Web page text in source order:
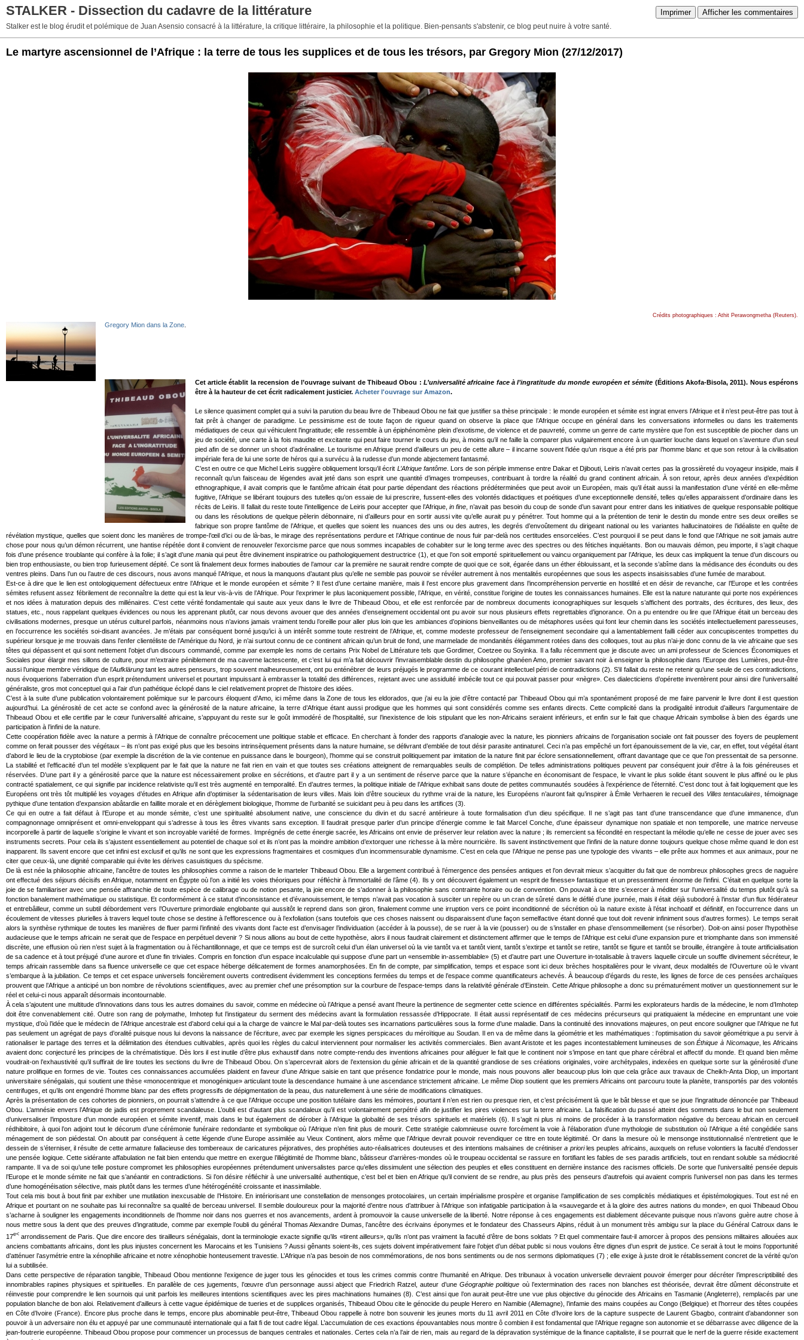
Imprimer Afficher les commentaires
STALKER - Dissection du cadavre de la littérature
Stalker est le blog érudit et polémique de Juan Asensio consacré à la littérature, la critique littéraire, la philosophie et la politique. Bien-pensants s'abstenir, ce blog peut nuire à votre santé.
Le martyre ascensionnel de l’Afrique : la terre de tous les supplices et de tous les trésors, par Gregory Mion (27/12/2017)
Crédits photographiques : Athit Perawongmetha (Reuters).
Gregory Mion dans la Zone
Cet article établit la recension de l’ouvrage suivant de Thibeaud Obou :L’universalité africaine face à l’ingratitude du monde européen et sémite (Éditions Akofa-Bisola, 2011). Nous espérons
être à la hauteur de cet écrit radicalement justicier. Acheter l'ouvrage sur Amazon.
Le silence quasiment complet qui a suivi la parution du beau livre de Thibeaud Obou ne fait que justifier sa thèse principale : le monde européen et sémite est ingrat envers l’Afrique et il n’est peut-être pas tout à
fait prêt à changer de paradigme. Le pessimisme est de toute façon de rigueur quand on observe la place que l’Afrique occupe en général dans les conversations informelles ou dans les traitements
médiatiques de ceux qui véhiculent l’ingratitude; elle ressemble à un épiphénomène plein d’exotisme, de violence et de pauvreté, comme un genre de carte mystère que l’on est susceptible de piocher dans un
jeu de société, une carte à la fois maudite et excitante qui peut faire tourner le cours du jeu, à moins qu’il ne faille la comparer plus vulgairement encore à un quartier louche dans lequel on s’aventure d’un seul
pied afin de se donner un shoot d’adrénaline. Le tourisme en Afrique prend d’ailleurs un peu de cette allure – il incarne souvent l’idée qu’un risque a été pris par l’homme blanc et que son retour à la civilisation
impériale fera de lui une sorte de héros qui a survécu à la rudesse d’un monde abjectement fantasmé.
C’est en outre ce que Michel Leiris suggère obliquement lorsqu’il écrit L’Afrique fantôme. Lors de son périple immense entre Dakar et Djibouti, Leiris n’avait certes pas la grossièreté du voyageur insipide, mais il
reconnaît qu’un faisceau de légendes avait jeté dans son esprit une quantité d’images trompeuses, contribuant à tordre la réalité du grand continent africain. À son retour, après deux années d’expédition
ethnographique, il avait compris que le fantôme africain était pour partie dépendant des réactions prédéterminées que peut avoir un Européen, mais qu’il était aussi la manifestation d’une vérité en elle-même
fugitive, l’Afrique se libérant toujours des tutelles qu’on essaie de lui prescrire, fussent-elles des volontés didactiques et poétiques d’une exceptionnelle densité, telles qu’elles apparaissent d’ordinaire dans les
récits de Leiris. Il fallait du reste toute l’intelligence de Leiris pour accepter que l’Afrique, in fine , n’avait pas besoin du coup de sonde d’un savant pour entrer dans les initiatives de quelque responsable politique
ou dans les résolutions de quelque pèlerin débonnaire, ni d’ailleurs pour en sortir aussi vite qu’elle aurait pu y pénétrer. Tout homme qui a la prétention de tenir le destin du monde entre ses deux oreilles se
fabrique son propre fantôme de l’Afrique, et quelles que soient les nuances des uns ou des autres, les degrés d’envoûtement du dirigeant national ou les variantes hallucinatoires de l’idéaliste en quête de
révélation mystique, quelles que soient donc les manières de trompe-l’œil d’ici ou de là-bas, le mirage des représentations perdure et l’Afrique continue de nous fuir par-delà nos certitudes ensorcelées. C’est pourquoi il se peut dans le fond que l’Afrique ne soit jamais autre
chose pour nous qu’un démon récurrent, une hantise répétée dont il convient de renouveler l’exorcisme parce que nous sommes incapables de cohabiter sur le long terme avec des spectres ou des fétiches inquiétants. Bon ou mauvais démon, peu importe, il s’agit chaque
fois d’une présence troublante qui confère à la folie; il s’agit d’unemania qui peut être divinement inspiratrice ou pathologiquement destructrice (1), et que l’on soit emporté spirituellement ou vaincu organiquement par l’Afrique, les deux cas impliquent la tenue d’un discours ou
bien trop enthousiaste, ou bien trop furieusement dépité. Ce sont là finalement deux formes inabouties de l’amour car la première ne saurait rendre compte de quoi que ce soit, égarée dans un éther éblouissant, et la seconde s’abîme dans la médisance des éconduits ou des
ventres pleins. Dans l’un ou l’autre de ces discours, nous avons manqué l’Afrique, et nous la manquons d’autant plus qu’elle ne semble pas pouvoir se révéler autrement à nos mentalités européennes que sous les aspects insaisissables d’une fumée de marabout.
Est-ce à dire que le lien est ontologiquement défectueux entre l’Afrique et le monde européen et sémite ? Il l’est d’une certaine manière, mais il l’est encore plus gravement dans l’incompréhension pervertie en hostilité et en désir de revanche, car l’Europe et les contrées
sémites refusent assez fébrilement de reconnaître la dette qui est la leur vis-à-vis de l’Afrique. Pour l’exprimer le plus laconiquement possible, l’Afrique, en vérité, constitue l’origine de toutes les connaissances humaines. Elle est la nature naturante qui porte nos expériences
et nos idées à maturation depuis des millénaires. C’est cette vérité fondamentale qui saute aux yeux dans le livre de Thibeaud Obou, et elle est renforcée par de nombreux documents iconographiques sur lesquels s’affichent des portraits, des écritures, des lieux, des
statues, etc., nous rappelant quelques évidences ou nous les apprenant plutôt, car nous devons avouer que des années d’enseignement occidental ont pu avoir sur nous plusieurs effets regrettables d’ignorance. On a pu entendre ou lire que l’Afrique était un berceau des
civilisations modernes, presque un utérus culturel parfois, néanmoins nous n’avions jamais vraiment tendu l’oreille pour aller plus loin que les ambiances d’opinions bienveillantes ou de métaphores usées qui font leur chemin dans les sociétés intellectuellement paresseuses,
en l’occurrence les sociétés soi-disant avancées. Je m’étais par conséquent borné jusqu’ici à un intérêt somme toute restreint de l’Afrique, et, comme modeste professeur de l’enseignement secondaire qui a lamentablement failli céder aux concupiscentes trompettes du
supérieur lorsque je me trouvais dans l’enfer clientéliste de l’Amérique du Nord, je n’ai surtout connu de ce continent africain qu’un bruit de fond, une marmelade de mondanités élégamment rotées dans des colloques, tout au plus n’ai-je donc connu de la vie africaine que ses
têtes qui dépassent et qui sont nettement l’objet d’un discours commandé, comme par exemple les noms de certains Prix Nobel de Littérature tels que Gordimer, Coetzee ou Soyinka. Il a fallu récemment que je discute avec un ami professeur de Sciences Économiques et
Sociales pour élargir mes sillons de culture, pour m’extraire péniblement de ma caverne lactescente, et c’est lui qui m’a fait découvrir l’invraisemblable destin du philosophe ghanéen Amo, premier savant noir à enseigner la philosophie dans l’Europe des Lumières, peut-être
aussi l’unique membre véridique de l’Aufklärungtant les autres penseurs, trop souvent malheureusement, ont pu enténébrer de leurs préjugés le programme de ce courant intellectuel pétri de contradictions (2). S’il fallait du reste ne retenir qu’une seule de ces contradictions,
nous évoquerions l’aberration d’un esprit prétendument universel et pourtant impuissant à embrasser la totalité des différences, rejetant avec une assiduité imbécile tout ce qui pouvait passer pour «nègre». Ces dialecticiens d’opérette inventèrent pour ainsi dire l’universalité
généraliste, gros mot conceptuel qui a l’air d’un pathétique éclopé dans le ciel relativement propret de l’histoire des idées.
C’est à la suite d’une publication volontairement polémique sur le parcours éloquent d’Amo, ici même dans la Zone de tous les eldorados, que j’ai eu la joie d’être contacté par Thibeaud Obou qui m’a spontanément proposé de me faire parvenir le livre dont il est question
aujourd’hui. La générosité de cet acte se confond avec la générosité de la nature africaine, la terre d’Afrique étant aussi prodigue que les hommes qui sont considérés comme ses enfants directs. Cette complicité dans la prodigalité introduit d’ailleurs l’argumentaire de
Thibeaud Obou et elle certifie par le cœur l’universalité africaine, s’appuyant du reste sur le goût immodéré de l’hospitalité, sur l’inexistence de lois stipulant que les non-Africains seraient inférieurs, et enfin sur le fait que chaque Africain symbolise à bien des égards une
participation à l’infini de la nature.
Cette coopération fidèle avec la nature a permis à l’Afrique de connaître précocement une politique stable et efficace. En cherchant à fonder des rapports d’analogie avec la nature, les pionniers africains de l’organisation sociale ont fait pousser des foyers de peuplement
comme on ferait pousser des végétaux – ils n’ont pas exigé plus que les besoins intrinsèquement présents dans la nature humaine, se délivrant d’emblée de tout désir parasite antinaturel. Ceci n’a pas empêché un fort épanouissement de la vie, car, en effet, tout végétal étant
d’abord le lieu de la cryptobiose (par exemple la discrétion de la vie contenue en puissance dans le bourgeon), l’homme qui se construit politiquement par imitation de la nature finit par éclore sensationnellement, offrant davantage que ce que l’on pressentait de sa personne.
La stabilité et l’efficacité d’un tel modèle s’expliquent par le fait que la nature ne fait rien en vain et que toutes ses créations atteignent de remarquables seuils de complétion. De telles administrations politiques peuvent par conséquent jouir d’être à la fois généreuses et
réservées. D’une part il y a générosité parce que la nature est nécessairement prolixe en sécrétions, et d’autre part il y a un sentiment de réserve parce que la nature s’épanche en économisant de l’espace, le vivant le plus solide étant souvent le plus affiné ou le plus
contracté spatialement, ce qui signifie par incidence relativiste qu’il est très augmenté en temporalité. En d’autres termes, la politique initiale de l’Afrique exhibait sans doute de petites communautés soudées à l’expérience de l’éternité. C’est donc tout à fait logiquement que les
Européens ont très tôt multiplié les voyages d’études en Afrique afin d’optimiser la sédentarisation de leurs villes. Mais loin d’être soucieux du rythme vrai de la nature, les Européens n’auront fait qu’inspirer à Émile Verhaeren le recueil des Villes tentaculaires , témoignage
pythique d’une tentation d’expansion abâtardie en faillite morale et en dérèglement biologique, l’homme de l’urbanité se suicidant peu à peu dans les artifices (3).
Ce qui en outre a fait défaut à l’Europe et au monde sémite, c’est une spiritualité absolument native, une conscience du divin et du sacré antérieure à toute formalisation d’un dieu spécifique. Il ne s’agit pas tant d’une transcendance que d’une immanence, d’un
compagnonnage omniprésent et omni-enveloppant qui s’adresse à tous les êtres vivants sans exception. Il faudrait presque parler d’un principe d’énergie comme le fait Marcel Conche, d’une épaisseur dynamique non spatiale et non temporelle, une matrice nerveuse
incorporelle à partir de laquelle s’origine le vivant et son incroyable variété de formes. Imprégnés de cette énergie sacrée, les Africains ont envie de préserver leur relation avec la nature ; ils remercient sa fécondité en respectant la mélodie qu’elle ne cesse de jouer avec ses
instruments secrets. Pour cela ils s’ajustent essentiellement au potentiel de chaque sol et ils n’ont pas la moindre ambition d’extorquer une richesse à la mère nourricière. Ils savent instinctivement que l’infini de la nature donne toujours quelque chose même quand le don est
inapparent. Ils savent encore que cet infini est exclusif et qu’ils ne sont que les expressions fragmentaires et cosmiques d’un incommensurable dynamisme. C’est en cela que l’Afrique ne pense pas une typologie des vivants – elle prête aux hommes et aux animaux, pour ne
citer que ceux-là, une dignité comparable qui évite les dérives casuistiques du spécisme.
De là est née la philosophie africaine, l’ancêtre de toutes les philosophies comme a raison de le marteler Thibeaud Obou. Elle a largement contribué à l’émergence des pensées antiques et l’on devrait mieux s’acquitter du fait que de nombreux philosophes grecs de naguère
ont effectué des séjours décisifs en Afrique, notamment en Égypte où l’on a initié les voies théoriques pour réfléchir à l’immortalité de l’âme (4). Ils y ont découvert également un «esprit de finesse» fantastique et un pressentiment énorme de l’infini. C’était en quelque sorte la
joie de se familiariser avec une pensée affranchie de toute espèce de calibrage ou de notion pesante, la joie encore de s’adonner à la philosophie sans contrainte horaire ou de convention. On pouvait à ce titre s’exercer à méditer sur l’universalité du temps plutôt qu’à sa
fonction banalement mathématique ou statistique. Et conformément à ce statut d’inconsistance et d’évanouissement, le temps n’avait pas vocation à susciter un repère ou un cran de sûreté dans le défilé d’une journée, mais il était déjà subodoré à l’instar d’un flux fédérateur
et entrebâilleur, comme un subtil débordement vers l’Ouverture primordiale englobante qui aussitôt le reprend dans son giron, finalement comme une irruption vers ce point inconditionné de sécrétion où la nature existe à l’état inchoatif et définitif, en l’occurrence dans un
écoulement de vitesses plurielles à travers lequel toute chose se destine à l’efflorescence ou à l’exfoliation (sans toutefois que ces choses naissent ou disparaissent d’une façon semelfactive étant donné que tout doit revenir infiniment sous d’autres formes). Le temps serait
alors la synthèse rythmique de toutes les manières de fluer parmi l’infinité des vivants dont l’acte est d’envisager l’individuation (accéder à la pousse), de se ruer à la vie (pousser) ou de s’installer en phase d’ensommeillement (se résorber). Doit-on ainsi poser l’hypothèse
audacieuse que le temps africain ne serait que de l’espace en perpétuel devenir ? Si nous allions au bout de cette hypothèse, alors il nous faudrait clairement et distinctement affirmer que le temps de l’Afrique est celui d’une expansion pure et triomphante dans son immensité
discrète, une effusion où rien n’est sujet à la fragmentation ou à l’échantillonnage, et que ce temps est de surcroît celui d’un élan universel où la vie tantôt va et tantôt vient, tantôt s’extirpe et tantôt se retire, tantôt se figure et tantôt se brouille, étrangère à toute artificialisation
de sa cadence et à tout préjugé d’une aurore et d’une fin triviales. Compris en fonction d’un espace incalculable qui suppose d’une part un «ensemble in-assemblable» (5) et d’autre part une Ouverture in-totalisable à travers laquelle circule un souffle divinement sécréteur, le
temps africain rassemble dans sa fluence universelle ce que cet espace héberge délicatement de formes anamorphosées. En fin de compte, par simplification, temps et espace sont ici deux brèches hospitalières pour le vivant, deux modalités de l’Ouverture où le vivant
s’embarque à la jubilation. Ce temps et cet espace universels foncièrement ouverts contredisent évidemment les conceptions fermées du temps et de l’espace comme quantificateurs achevés. À beaucoup d’égards du reste, les lignes de force de ces pensées archaïques
prouvent que l’Afrique a anticipé un bon nombre de révolutions scientifiques, avec au premier chef une présomption sur la courbure de l’espace-temps dans la relativité générale d’Einstein. Cette Afrique philosophe a donc su prématurément motiver un questionnement sur le
réel et celui-ci nous apparaît désormais incontournable.
À cela s’ajoutent une multitude d’innovations dans tous les autres domaines du savoir, comme en médecine où l’Afrique a pensé avant l’heure la pertinence de segmenter cette science en différentes spécialités. Parmi les explorateurs hardis de la médecine, le nom d’Imhotep
doit être convenablement cité. Outre son rang de polymathe, Imhotep fut l’instigateur du serment des médecins avant la formulation ressassée d’Hippocrate. Il était aussi représentatif de ces médecins précurseurs qui pratiquaient la médecine en empruntant une voie
mystique, d’où l’idée que le médecin de l’Afrique ancestrale est d’abord celui qui a la charge de vaincre le Mal par-delà toutes ses incarnations particulières sous la forme d’une maladie. Dans la continuité des innovations majeures, on peut encore souligner que l’Afrique ne fut
pas seulement un agrégat de pays d’oralité puisque nous lui devons la naissance de l’écriture, avec par exemple les signes perspicaces du méroïtique au Soudan. Il en va de même dans la géométrie et les mathématiques : l’optimisation du savoir géométrique a pu servir à
rationaliser le partage des terres et la délimitation des étendues cultivables, après quoi les règles du calcul interviennent pour normaliser les activités commerciales. Bien avant Aristote et les pages incontestablement lumineuses de sonÉthique à Nicomaque, les Africains
avaient donc conjecturé les principes de la chrématistique. Dès lors il est inutile d’être plus exhaustif dans notre compte-rendu des inventions africaines pour alléguer le fait que le continent noir s’impose en tant que phare cérébral et affectif du monde. Et quand bien même
voudrait-on l’exhaustivité qu’il suffirait de lire toutes les sections du livre de Thibeaud Obou. On s’apercevrait alors de l’extension du génie africain et de la quantité grandiose de ses créations originales, voire archétypales, indexées en quelque sorte sur la générosité d’une
nature prolifique en formes de vie. Toutes ces connaissances accumulées plaident en faveur d’une Afrique saisie en tant que présence fondatrice pour le monde, mais nous pouvons aller beaucoup plus loin que cela grâce aux travaux de Cheikh-Anta Diop, un important
universitaire sénégalais, qui soutient une thèse «monocentrique et monogénique» articulant toute la descendance humaine à une ascendance strictement africaine. Le même Diop soutient que les premiers Africains ont parcouru toute la planète, transportés par des volontés
centrifuges, et qu’ils ont engendré l’homme blanc par des effets progressifs de dépigmentation de la peau, dus naturellement à une série de modifications climatiques.
Après la présentation de ces cohortes de pionniers, on pourrait s’attendre à ce que l’Afrique occupe une position tutélaire dans les mémoires, pourtant il n’en est rien ou presque rien, et c’est précisément là que le bât blesse et que se joue l’ingratitude dénoncée par Thibeaud
Obou. L’amnésie envers l’Afrique de jadis est proprement scandaleuse. L’oubli est d’autant plus scandaleux qu’il est volontairement perpétré afin de justifier les pires violences sur la terre africaine. La falsification du passé atteint des sommets dans le but non seulement
d’universaliser l’imposture d’un monde européen et sémite inventif, mais dans le but également de dérober à l’Afrique la globalité de ses trésors spirituels et matériels (6). Il s’agit ni plus ni moins de procéder à la transformation négative du berceau africain en cercueil
rédhibitoire, à quoi l’on adjoint tout le décorum d’une cérémonie funéraire redondante et symbolique où l’Afrique n’en finit plus de mourir. Cette stratégie calomnieuse ouvre forcément la voie à l’élaboration d’une mythologie de substitution où l’Afrique a été congédiée sans
ménagement de son piédestal. On aboutit par conséquent à cette légende d’une Europe assimilée au Vieux Continent, alors même que l’Afrique devrait pouvoir revendiquer ce titre en toute légitimité. Or dans la mesure où le mensonge institutionnalisé n’entretient que le
dessein de s’éterniser, il résulte de cette armature fallacieuse des tombereaux de caricatures péjoratives, des prophéties auto-réalisatrices douteuses et des intentions malsaines de crétinisera prioriles peuples africains, auxquels on refuse volontiers la faculté d’endosser
une pensée logique. Cette sidérante affabulation ne fait bien entendu que mettre en exergue l’illégitimité de l’homme blanc, bâtisseur d’arrières-mondes où le troupeau occidental se rassure en fortifiant les fables de ses paradis artificiels, tout en rendant soluble sa médiocrité
rampante. Il va de soi qu’une telle posture compromet les philosophies européennes prétendument universalistes parce qu’elles dissimulent une sélection des peuples et elles constituent en dernière instance des racismes officiels. De sorte que l’universalité pensée depuis
l’Europe et le monde sémite ne fait que s’anéantir en contradictions. Si l’on désire réfléchir à une universalité authentique, c’est bel et bien en Afrique qu’il convient de se rendre, au plus près des penseurs d’autrefois qui avaient compris l’universel non pas dans les termes
d’une homogénéisation sélective, mais plutôt dans les termes d’une hétérogénéité croissante et inassimilable.
Tout cela mis bout à bout finit par exhiber une mutilation inexcusable de l’Histoire. En intériorisant une constellation de mensonges protocolaires, un certain impérialisme prospère et organise l’amplification de ses complicités médiatiques et épistémologiques. Tout est né en
Afrique et pourtant on ne souhaite pas lui reconnaître sa qualité de berceau universel. Il semble douloureux pour la majorité d’entre nous d’attribuer à l’Afrique son infatigable participation à la «sauvegarde et à la gloire des autres nations du monde», en quoi Thibeaud Obou
s’acharne à souligner les engagements inconditionnels de l’homme noir dans nos guerres et nos avancements, ardent à promouvoir la cause universelle de la liberté. Notre réponse à ces engagements est diablement décevante puisque nous n’avons guère autre chose à
nous mettre sous la dent que des preuves d’ingratitude, comme par exemple l’oubli du général Thomas Alexandre Dumas, l’ancêtre des écrivains éponymes et le fondateur des Chasseurs Alpins, réduit à un monument très ambigu sur la place du Général Catroux dans le
17e< arrondissement de Paris. Que dire encore des tirailleurs sénégalais, dont la terminologie exacte signifie qu’ils «tirent ailleurs», qu’ils n’ont pas vraiment la faculté d’être de bons soldats ? Et quel commentaire faut-il amorcer à propos des pensions militaires allouées aux
anciens combattants africains, dont les plus injustes concernent les Marocains et les Tunisiens ? Aussi gênants soient-ils, ces sujets doivent impérativement faire l’objet d’un débat public si nous voulons être dignes d’un esprit de justice. Ce serait à tout le moins l’opportunité
d’atténuer l’asymétrie entre la xénophilie africaine et notre xénophobie honteusement travestie. L’Afrique n’a pas besoin de nos commémorations, de nos bons sentiments ou de nos sermons diplomatiques (7) ; elle exige à juste droit le rétablissement concret de la vérité qu’on
lui a subtilisée.
Dans cette perspective de réparation tangible, Thibeaud Obou mentionne l’exigence de juger tous les génocides et tous les crimes commis contre l’humanité en Afrique. Des tribunaux à vocation universelle devraient pouvoir émerger pour décréter l’imprescriptibilité des
innombrables rapines physiques et spirituelles. En parallèle de ces jugements, l’œuvre d’un personnage aussi abject que Friedrich Ratzel, auteur d’uneGéographie politique où l’extermination des races non blanches est théorisée, devrait être dûment déconstruite et
réinvestie pour comprendre le lien sournois qui unit parfois les meilleures intentions scientifiques avec les pires machinations humaines (8). C’est ainsi que l’on aurait peut-être une vue plus objective du génocide des Africains en Tasmanie (Angleterre), remplacés par une
population blanche de bon aloi. Relativement d’ailleurs à cette vague épidémique de tueries et de supplices organisés, Thibeaud Obou cite le génocide du peuple Herero en Namibie (Allemagne), l’infamie des mains coupées au Congo (Belgique) et l’horreur des têtes coupées
en Côte d’Ivoire (France). Encore plus proche dans le temps, encore plus abominable peut-être, Thibeaud Obou rappelle à notre bon souvenir les jeunes morts du 11 avril 2011 en Côte d’Ivoire lors de la capture suspecte de Laurent Gbagbo, contraint d’abandonner son
pouvoir à un adversaire non élu et appuyé par une communauté internationale qui a fait fi de tout cadre légal. L’accumulation de ces exactions épouvantables nous montre ô combien il est fondamental que l’Afrique regagne son autonomie et se débarrasse avec diligence de la
jean-foutrerie européenne. Thibeaud Obou propose pour commencer un processus de banques centrales et nationales. Certes cela n’a l’air de rien, mais au regard de la dépravation systémique de la finance capitaliste, il se pourrait que le nerf de la guerre réside exactement